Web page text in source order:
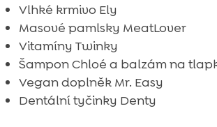
Vlhké krmivo Ely
Masové pamlsky MeatLover
Vitamíny Twinky
Šampon Chloé a balzám na
Vegan doplněk Mr. Easy
Dentální tyčinky Denty